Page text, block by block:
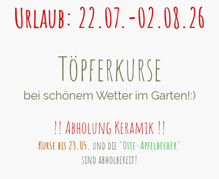
Urlaub: 22.07.-02.08.26
Töpferkurse
bei schönem Wetter im Garten!:)
!! Abholung Keramik !!
Kurse bis 23.05. und die "Otte-Apfelbecher"
sind abholbereit!